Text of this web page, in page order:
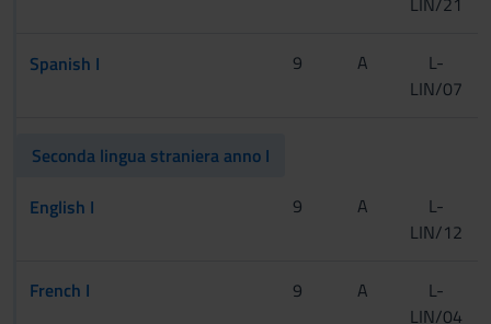
Spanish I 9 A
L-
LIN/07
Seconda lingua straniera anno I
English I
9 A
L-
LIN/12
French I 9 A
L-
LIN/04